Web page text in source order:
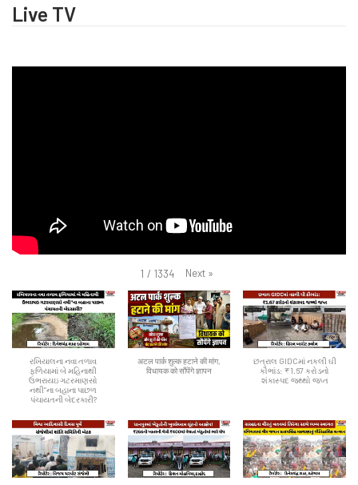
Live TV
1 / 1334 Next »
રખિયાલના નવા તળાવ
ફળિયામાં બે મહિનાથી
ઉભરાયઇ ગટરમાણસો
નથી”ના બહાના પાછળ
પંચાયતની બેદરકારી?
अटल पार्क शुल्क हटाने की मांग,
विधायक को सौंपेंगे ज्ञापन
છત્રાલ GIDCમાં નકલી ઘી
કૌભાંડ: ₹1.67 કરોડનો
શંકાસ્પદ જથ્થો જપ્ત